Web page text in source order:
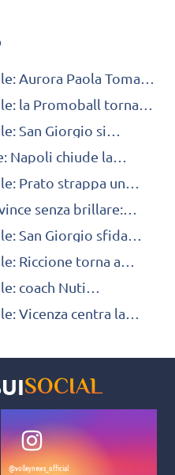
Aurora Paola Tomasi
la Promoball torna
San Giorgio si
Napoli chiude la
Prato strappa un
senza brillare:
Riccione torna a
coach Nuti
Vicenza centra la
SOCIAL
@volleynews_official